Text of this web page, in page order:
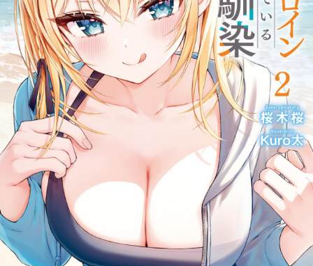
この作品の書誌情報を表示します。
本文検索
本文内から文字を検索します。
リーダー設定
文字サイズ、エフェクトの変更などを行います。